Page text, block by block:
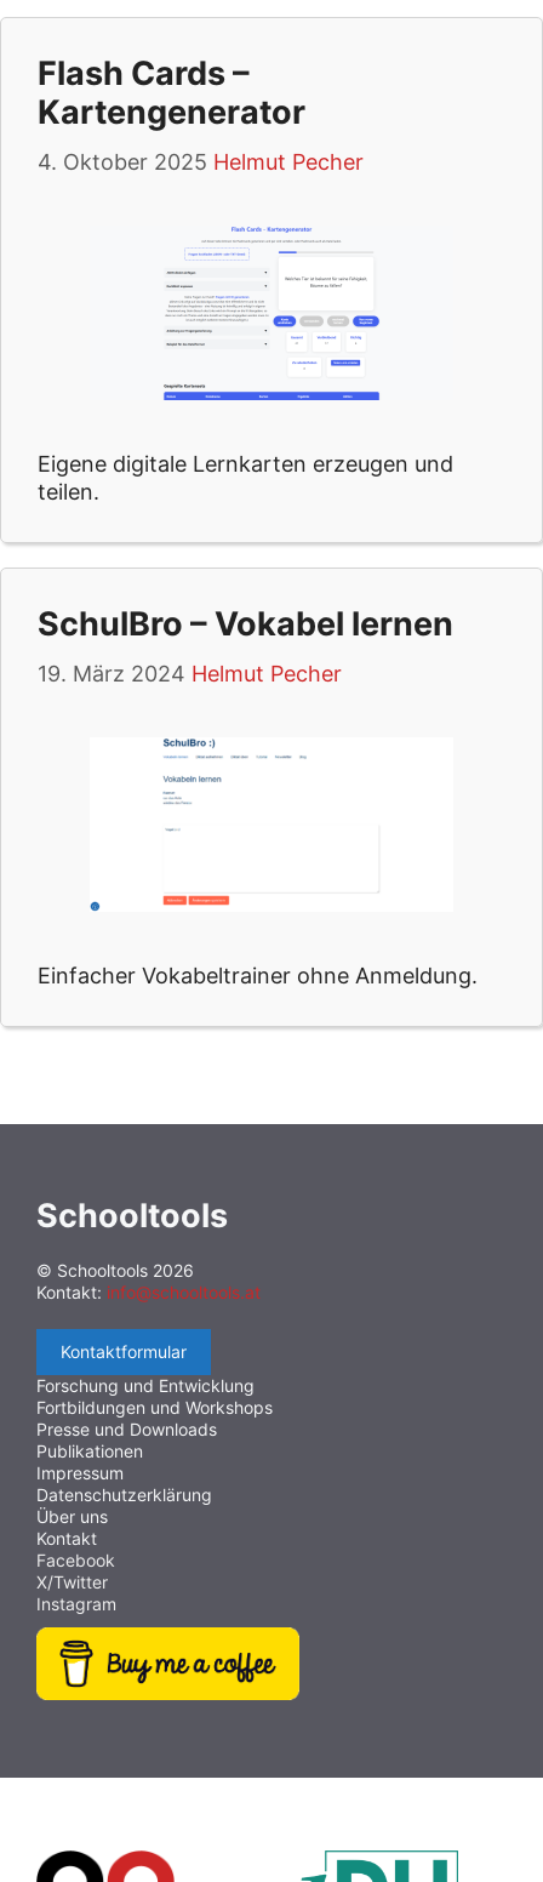
Flash Cards –
Kartengenerator
4. Oktober 2025 Helmut Pecher
Eigene digitale Lernkarten erzeugen und
teilen.
SchulBro – Vokabel lernen
19. März 2024 Helmut Pecher
Einfacher Vokabeltrainer ohne Anmeldung.
Schooltools
© Schooltools 2026
Kontakt: info@schooltools.at
Kontaktformular
Forschung und Entwicklung
Fortbildungen und Workshops
Presse und Downloads
Publikationen
Impressum
Datenschutzerklärung
Über uns
Kontakt
Facebook
X/Twitter
Instagram